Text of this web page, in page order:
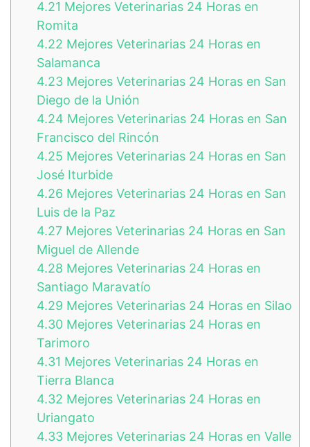
4.21 Mejores Veterinarias 24 Horas en
Romita
4.22 Mejores Veterinarias 24 Horas en
Salamanca
4.23 Mejores Veterinarias 24 Horas en San
Diego de la Unión
4.24 Mejores Veterinarias 24 Horas en San
Francisco del Rincón
4.25 Mejores Veterinarias 24 Horas en San
José Iturbide
4.26 Mejores Veterinarias 24 Horas en San
Luis de la Paz
4.27 Mejores Veterinarias 24 Horas en San
Miguel de Allende
4.28 Mejores Veterinarias 24 Horas en
Santiago Maravatío
4.29 Mejores Veterinarias 24 Horas en Silao
4.30 Mejores Veterinarias 24 Horas en
Tarimoro
4.31 Mejores Veterinarias 24 Horas en
Tierra Blanca
4.32 Mejores Veterinarias 24 Horas en
Uriangato
4.33 Mejores Veterinarias 24 Horas en Valle